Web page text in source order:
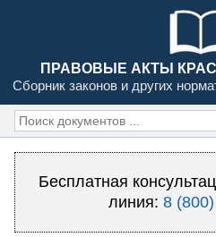
ПРАВОВЫЕ АКТЫ
Сборник законов и других
Бесплатная
линия:8